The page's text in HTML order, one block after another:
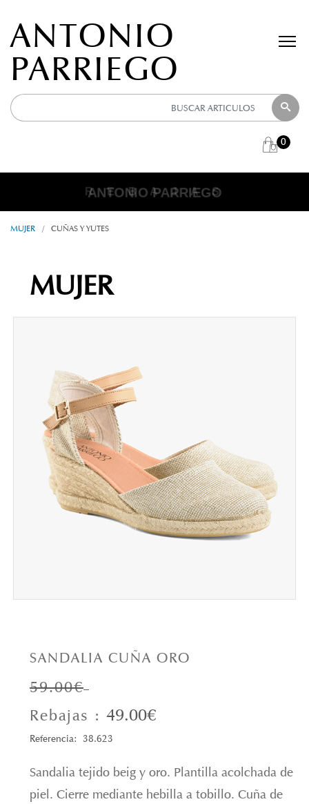
ANTONIO
PARRIEGO
0
R E B A J A S
ANTONIO PARRIEGO
MUJER / CUÑAS Y YUTES
MUJER
SANDALIA CUÑA ORO
59.00€
Rebajas : 49.00€
Referencia: 38.623
Sandalia tejido beig y oro. Plantilla acolchada de
piel. Cierre mediante hebilla a tobillo. Cuña de